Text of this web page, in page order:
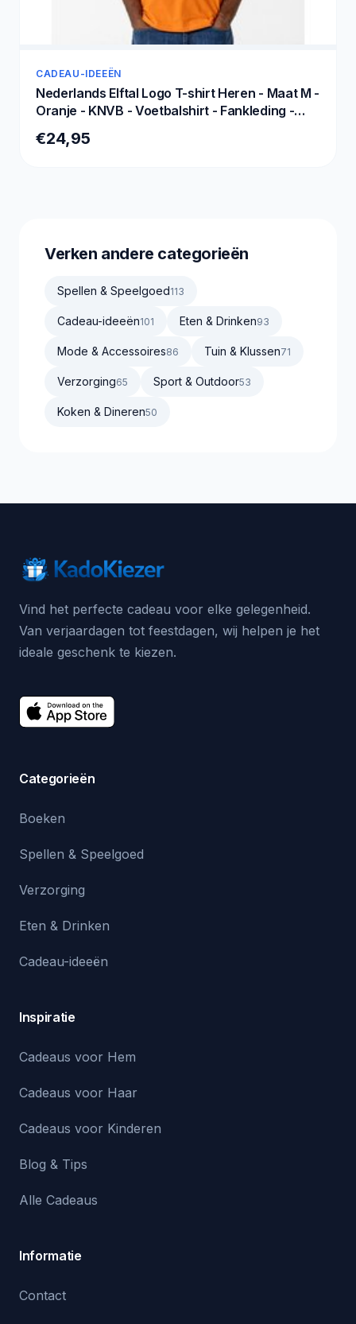
CADEAU-IDEEËN
Nederlands Elftal Logo T-shirt Heren - Maat M -
Oranje - KNVB - Voetbalshirt - Fankleding -
€24,95
Verken andere categorieën
Spellen & Speelgoed113
Cadeau-ideeën101 Eten & Drinken93
Mode & Accessoires86 Tuin & Klussen71
Verzorging65 Sport & Outdoor53
Koken & Dineren50
Vind het perfecte cadeau voor elke gelegenheid.
Van verjaardagen tot feestdagen, wij helpen je het
ideale geschenk te kiezen.
Categorieën
Boeken
Spellen & Speelgoed
Verzorging
Eten & Drinken
Cadeau-ideeën
Inspiratie
Cadeaus voor Hem
Cadeaus voor Haar
Cadeaus voor Kinderen
Blog & Tips
Alle Cadeaus
Informatie
Contact